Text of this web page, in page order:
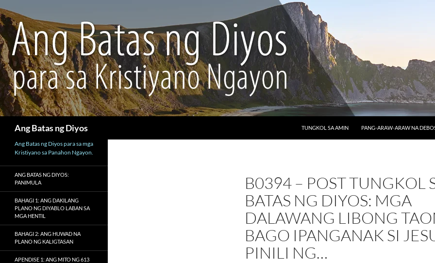
Ang Batas ng Diyos
TUNGKOL SA AMIN
PANG-ARAW-ARAW NA
B0394 – POST TUNGKOL
BATAS NG DIYOS: MGA
DALAWANG LIBONG
BAGO IPANGANAK SI
PINILI NG…
Ang Batas ng Diyos para sa mga
Kristiyano sa Panahon Ngayon.
ANG BATAS NG DIYOS:
PANIMULA
BAHAGI 1: ANG DAKILANG
PLANO NG DIYABLO LABAN SA
MGA HENTIL
BAHAGI 2: ANG HUWAD NA
PLANO NG KALIGTASAN
APENDISE 1: ANG MITO NG 613